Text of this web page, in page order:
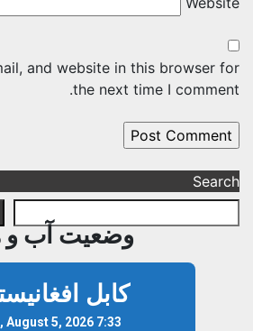
email, and website in this browser
the next time I
وضعیت آب و
کابل افغانیستان